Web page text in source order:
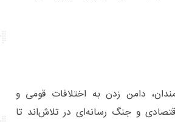
دامن زدن به اختلافات قومی و
و جنگ رسانه‌ای در تلاش‌اند تا